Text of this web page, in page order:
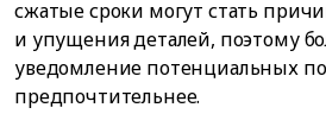
сжатые сроки могут стать
и упущения деталей, поэтому
уведомление потенциальных
предпочтительнее.